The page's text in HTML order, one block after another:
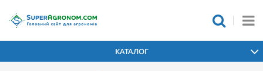
КАТАЛОГ